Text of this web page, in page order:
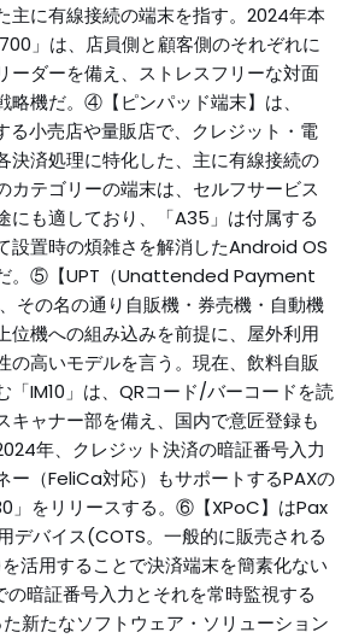
主に有線接続の端末を指す。2024年本
」は、店員側と顧客側のそれぞれに
ーダーを備え、ストレスフリーな対面
略機だ。④【ピンパッド端末】は、
る小売店や量販店で、クレジット・電
決済処理に特化した、主に有線接続の
カテゴリーの端末は、セルフサービス
にも適しており、「A35」は付属する
設置時の煩雑さを解消したAndroid OS
。⑤【UPT（Unattended Payment
その名の通り自販機・券売機・自動機
位機への組み込みを前提に、屋外利用
の高いモデルを言う。現在、飲料自販
「IM10」は、QRコード/バーコードを読
キャナー部を備え、国内で意匠登録も
年、クレジット決済の暗証番号入力
ー（FeliCa対応）もサポートするPAXの
」をリリースする。⑥【XPoC】はPax
デバイス(COTS。一般的に販売される
活用することで決済端末を簡素化ない
の暗証番号入力とそれを常時監視する
新たなソフトウェア・ソリューション